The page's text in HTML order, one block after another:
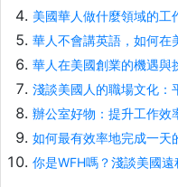
美國華人做什麼領域的工
華人不會講英語，如何在
華人在美國創業的機遇與
淺談美國人的職場文化：
辦公室好物：提升工作效
如何最有效率地完成一天
你是WFH嗎？淺談美國